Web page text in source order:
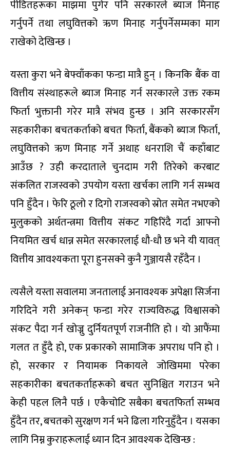
पीडितहरूका माझमा पुगेर पनि सरकारले ब्याज मिनाह
गर्नुपर्ने तथा लघुवित्तको ऋण मिनाह गर्नुपर्नेसम्मका माग
राखेको देखिन्छ ।
यस्ता कुरा भने बेफ्वाँकका फन्डा मात्रै हुन् । किनकि बैंक वा
वित्तीय संस्थाहरूले ब्याज मिनाह गर्न सरकारले उक्त रकम
फिर्ता भुक्तानी गरेर मात्रै संभव हुन्छ । अनि सरकारसँग
सहकारीका बचतकर्ताको बचत फिर्ता, बैंकको ब्याज फिर्ता,
लघुवित्तको ऋण मिनाह गर्ने अथाह धनराशि चैं कहाँबाट
आउँछ ? उही करदाताले चुनदाम गरी तिरेको करबाट
संकलित राजस्वको उपयोग यस्ता खर्चका लागि गर्न सम्भव
पनि हुँदैन । फेरि ठूलो र दिगो राजस्वको स्रोत समेत नभएको
मुलुकको अर्थतन्त्रमा वित्तीय संकट गहिरिंदै गर्दा आफ्नो
नियमित खर्च धान्न समेत सरकारलाई धौ-धौ छ भने यी यावत्
वित्तीय आवश्यकता पूरा हुनसक्ने कुनै गुञ्जायसै रहँदैन ।
त्यसैले यस्ता सवालमा जनतालाई अनावश्यक अपेक्षा सिर्जना
गरिदिने गरी अनेकन् फन्डा गरेर राज्यविरुद्ध विश्वासको
संकट पैदा गर्न खोज्नु दुर्नियतपूर्ण राजनीति हो । यो आफैंमा
गलत त हुँदै हो, एक प्रकारको सामाजिक अपराध पनि हो ।
हो, सरकार र नियामक निकायले जोखिममा परेका
सहकारीका बचतकर्ताहरूको बचत सुनिश्चित गराउन भने
केही पहल लिनै पर्छ । एकैचोटि सबैका बचतफिर्ता सम्भव
हुँदैन तर, बचतको सुरक्षण गर्न भने ढिला गरिनुहुँदैन । यसका
लागि निम्न कुराहरूलाई ध्यान दिन आवश्यक देखिन्छ :